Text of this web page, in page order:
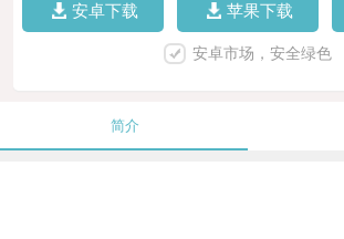
安卓下载 苹果下载
安卓市场，安全绿色
简介